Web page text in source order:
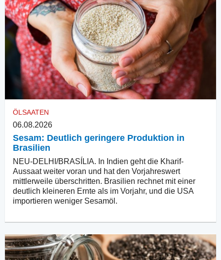
ÖLSAATEN
06.08.2026
Sesam: Deutlich geringere Produktion in
Brasilien
NEU-DELHI/BRASÍLIA. In Indien geht die Kharif-
Aussaat weiter voran und hat den Vorjahreswert
mittlerweile überschritten. Brasilien rechnet mit einer
deutlich kleineren Ernte als im Vorjahr, und die USA
importieren weniger Sesamöl.